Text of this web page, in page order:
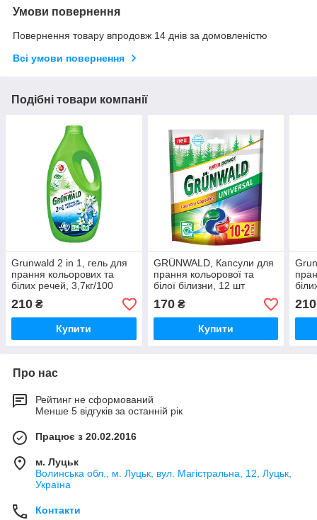
Умови повернення
Повернення товару впродовж 14 днів за домовленістю
Всі умови повернення
Подібні товари компанії
Grunwald 2 in 1, гель для
прання кольорових та
білих речей, 3,7кг/100
циклів прання
210 ₴
Купити
GRÜNWALD, Капсули для
прання кольорової та
білої білизни, 12 шт
170₴
Купити
210
Про нас
Рейтинг не сформований
Менше 5 відгуків за останній рік
Працює з 20.02.2016
м. Луцьк
Волинська обл., м. Луцьк, вул. Магістральна, 12, Луцьк,
Україна
Контакти